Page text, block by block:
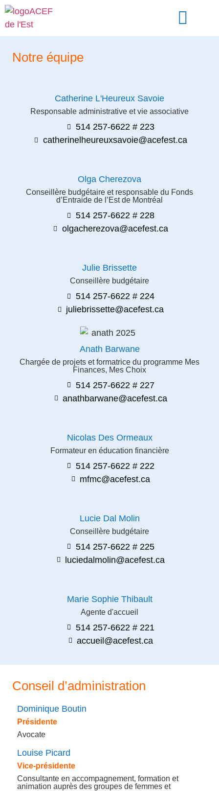
Notre équipe
Catherine L'Heureux Savoie
Responsable administrative et vie associative
514 257-6622 # 223
catherinelheureuxsavoie@acefest.ca
Olga Cherezova
Conseillère budgétaire et responsable du Fonds
d’Entraide de l’Est de Montréal
514 257-6622 # 228
olgacherezova@acefest.ca
Julie Brissette
Conseillère budgétaire
514 257-6622 # 224
juliebrissette@acefest.ca
Anath Barwane
Chargée de projets et formatrice du programme Mes
Finances, Mes Choix
514 257-6622 # 227
anathbarwane@acefest.ca
Nicolas Des Ormeaux
Formateur en éducation financière
514 257-6622 # 222
mfmc@acefest.ca
Lucie Dal Molin
Conseillère budgétaire
514 257-6622 # 225
luciedalmolin@acefest.ca
Marie Sophie Thibault
Agente d'accueil
514 257-6622 # 221
accueil@acefest.ca
Conseil d’administration
Dominique Boutin
Présidente
Avocate
Louise Picard
Vice-présidente
Consultante en accompagnement, formation et
animation auprès des groupes de femmes et